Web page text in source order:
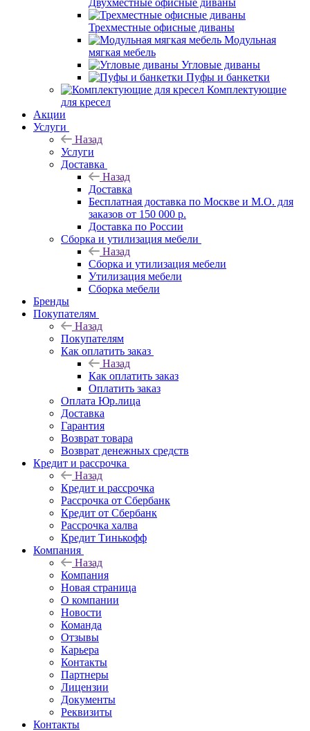
Двухместные офисные диваны
Трехместные офисные диваны
Модульная
мягкая мебель
Угловые диваны
Пуфы и банкетки
Комплектующие
для кресел
Акции
Услуги
Назад
Услуги
Доставка
Назад
Доставка
Бесплатная доставка по Москве и М.О. для
заказов от 150 000 р.
Доставка по России
Сборка и утилизация мебели
Назад
Сборка и утилизация мебели
Утилизация мебели
Сборка мебели
Бренды
Покупателям
Назад
Покупателям
Как оплатить заказ
Назад
Как оплатить заказ
Оплатить заказ
Оплата Юр.лица
Доставка
Гарантия
Возврат товара
Возврат денежных средств
Кредит и рассрочка
Назад
Кредит и рассрочка
Рассрочка от Сбербанк
Кредит от Сбербанк
Рассрочка халва
Кредит Тинькофф
Компания
Назад
Компания
Новая страница
О компании
Новости
Команда
Отзывы
Карьера
Контакты
Партнеры
Лицензии
Документы
Реквизиты
Контакты